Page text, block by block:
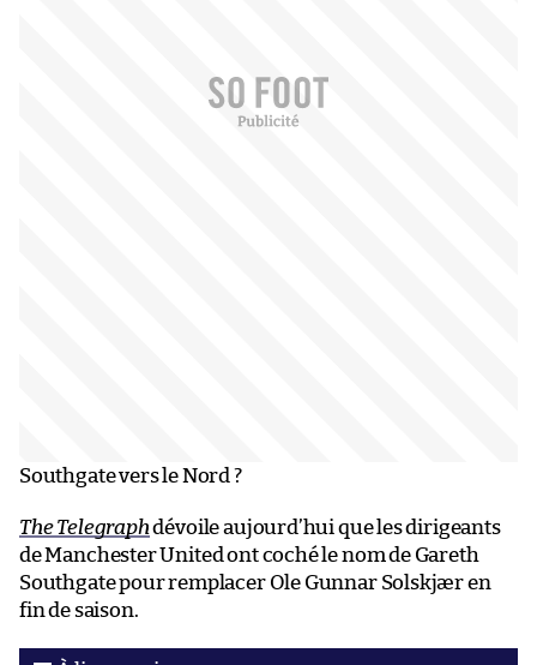
Southgate vers le Nord ?
The Telegraphdévoile aujourd’hui que les dirigeants
de Manchester United ont coché le nom de Gareth
Southgate pour remplacer Ole Gunnar Solskjær en
fin de saison.